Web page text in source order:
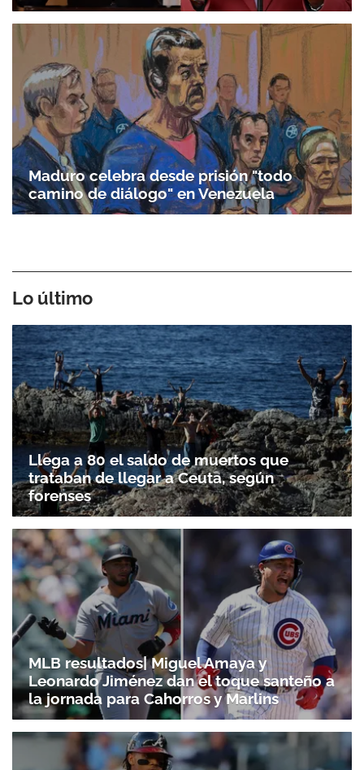
Maduro celebra desde prisión "todo
camino de diálogo" en Venezuela
Lo último
Llega a 80 el saldo de muertos que
trataban de llegar a Ceuta, según
forenses
MLB resultados| Miguel Amaya y
Leonardo Jiménez dan el toque santeño a
la jornada para Cahorros y Marlins